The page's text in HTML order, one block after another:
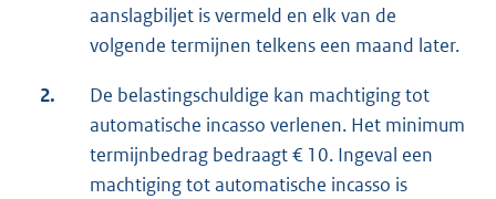
aanslagbiljet is vermeld en elk van de
volgende termijnen telkens een maand later.
2.
De belastingschuldige kan machtiging tot
automatische incasso verlenen. Het minimum
termijnbedrag bedraagt € 10. Ingeval een
machtiging tot automatische incasso is